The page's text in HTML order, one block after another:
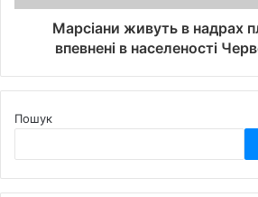
Марсіани живуть в надрах
впевнені в населеності
Пошук